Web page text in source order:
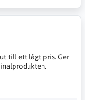
till ett lågt pris. Ger